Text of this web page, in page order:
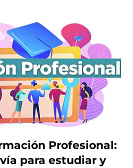
Profesional:
para estudiar y